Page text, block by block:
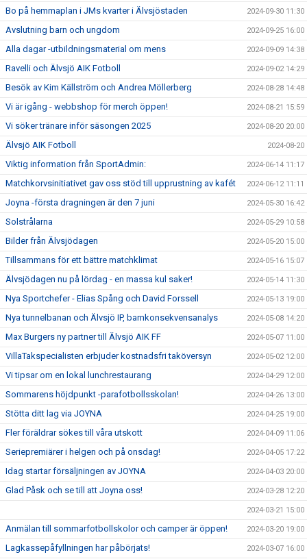
Bo på hemmaplan i JMs kvarter i Älvsjöstaden 2024-09-30 11:30
Avslutning barn och ungdom 2024-09-25 16:00
Alla dagar -utbildningsmaterial om mens 2024-09-09 14:38
Ravelli och Älvsjö AIK Fotboll 2024-09-02 14:29
Besök av Kim Källström och Andrea Möllerberg 2024-08-28 14:48
Vi är igång - webbshop för merch öppen! 2024-08-21 15:59
Vi söker tränare inför säsongen 2025 2024-08-20 20:00
Älvsjö AIK Fotboll 2024-08-20
Viktig information från SportAdmin: 2024-06-14 11:17
Matchkorvsinitiativet gav oss stöd till upprustning av kafét 2024-06-12 11:11
Joyna -första dragningen är den 7 juni 2024-05-30 16:42
Solstrålarna 2024-05-29 10:58
Bilder från Älvsjödagen 2024-05-20 15:00
Tillsammans för ett bättre matchklimat 2024-05-16 15:07
Älvsjödagen nu på lördag - en massa kul saker! 2024-05-14 11:30
Nya Sportchefer - Elias Spång och David Forssell 2024-05-13 19:00
Nya tunnelbanan och Älvsjö IP, barnkonsekvensanalys 2024-05-08 14:20
Max Burgers ny partner till Älvsjö AIK FF 2024-05-07 11:00
VillaTakspecialisten erbjuder kostnadsfri taköversyn 2024-05-02 12:00
Vi tipsar om en lokal lunchrestaurang 2024-04-29 12:00
Sommarens höjdpunkt -parafotbollsskolan! 2024-04-26 13:00
Stötta ditt lag via JOYNA 2024-04-25 19:00
Fler föräldrar sökes till våra utskott 2024-04-09 11:06
Seriepremiärer i helgen och på onsdag! 2024-04-05 17:22
Idag startar försäljningen av JOYNA 2024-04-03 20:00
Glad Påsk och se till att Joyna oss! 2024-03-28 12:20
2024-03-21 15:00
Anmälan till sommarfotbollskolor och camper är öppen! 2024-03-20 19:00
Lagkassepåfyllningen har påbörjats! 2024-03-07 16:00